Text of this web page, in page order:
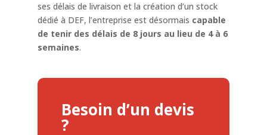
ses délais de livraison et la création d’un stock
dédié à DEF, l’entreprise est désormais capable
de tenir des délais de 8 jours au lieu de 4 à 6
semaines.
Besoin d’un devis
?